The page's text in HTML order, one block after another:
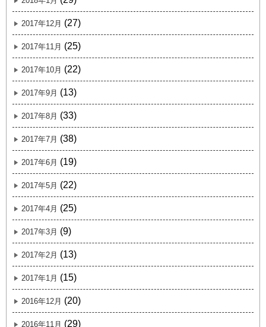
2017年12月 (27)
2017年11月 (25)
2017年10月 (22)
2017年9月 (13)
2017年8月 (33)
2017年7月 (38)
2017年6月 (19)
2017年5月 (22)
2017年4月 (25)
2017年3月 (9)
2017年2月 (13)
2017年1月 (15)
2016年12月 (20)
2016年11月 (29)